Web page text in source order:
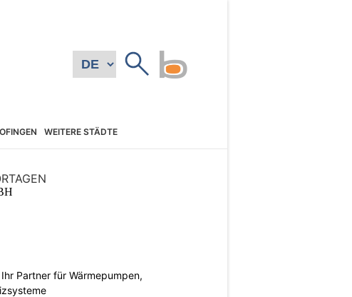
WEITERE STÄDTE
Ihr Partner für Wärmepumpen,